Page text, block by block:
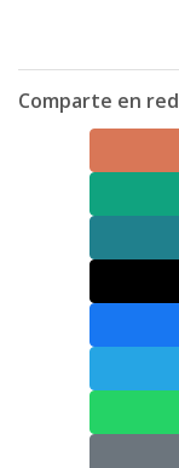
Comparte en